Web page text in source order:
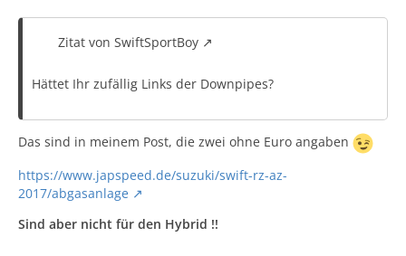
Zitat von SwiftSportBoy
Hättet Ihr zufällig Links der Downpipes?
Das sind in meinem Post, die zwei ohne Euro angaben
https://www.japspeed.de/suzuki/swift-rz-az-
2017/abgasanlage
Sind aber nicht für den Hybrid !!